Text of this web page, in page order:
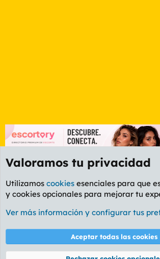
Etiquetas
Cookies
PL OLDSTYLE AMARILLO
Términos y reglas Política de
Valoramos tu privacidad
Utilizamos cookies esenciales para que
y cookies opcionales para mejorar tu
Ver más información y configurar tus
Aceptar todas las cookies